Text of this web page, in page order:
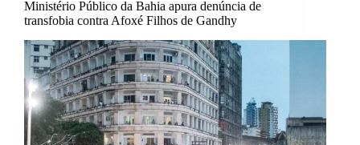
Ministério Público da Bahia apura denúncia de
transfobia contra Afoxé Filhos de Gandhy